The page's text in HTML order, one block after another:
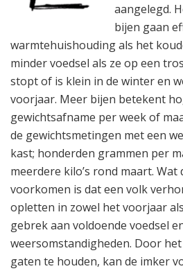
aangelegd.
bijen gaan
warmtehuishouding als het
minder voedsel als ze op een
stopt of is klein in de winter en
voorjaar. Meer bijen betekent
gewichtsafname per week of
de gewichtsmetingen met een
kast; honderden grammen per
meerdere kilo’s rond maart. Wat
voorkomen is dat een volk
opletten in zowel het voorjaar
gebrek aan voldoende voedsel
weersomstandigheden. Door
gaten te houden, kan de imker